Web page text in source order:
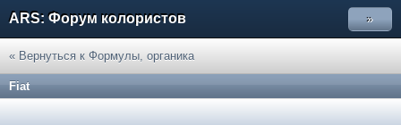
ARS: Форум колористов »
« Вернуться к Формулы, органика
Fiat